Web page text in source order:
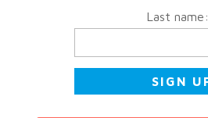
Last name: